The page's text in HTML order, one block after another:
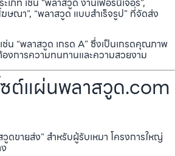
ษณา”, “พลาสวูด แบบสำเร็จรูป” ที่จัดส่ง
ช่น “พลาสวูด เกรด A” ซึ่งเป็นเกรดคุณภาพ
งการความทนทานและความสวยงาม
ซต์แผ่นพลาสวูด.com
ดขายส่ง” สำหรับผู้รับเหมา โครงการใหญ่